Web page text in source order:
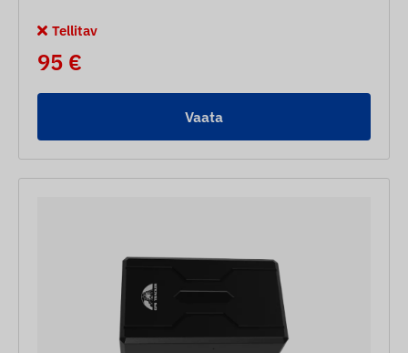
Tellitav
95 €
Vaata